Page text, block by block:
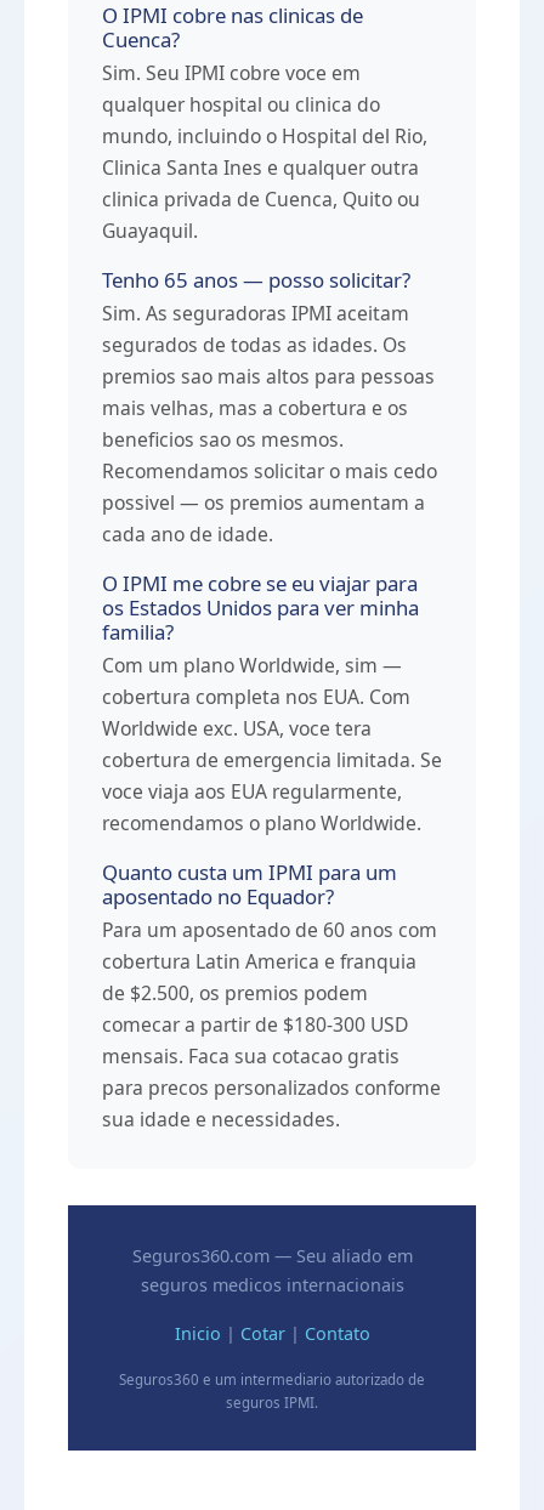
O IPMI cobre nas clinicas de
Cuenca?
Sim. Seu IPMI cobre voce em
qualquer hospital ou clinica do
mundo, incluindo o Hospital del Rio,
Clinica Santa Ines e qualquer outra
clinica privada de Cuenca, Quito ou
Guayaquil.
Tenho 65 anos — posso solicitar?
Sim. As seguradoras IPMI aceitam
segurados de todas as idades. Os
premios sao mais altos para pessoas
mais velhas, mas a cobertura e os
beneficios sao os mesmos.
Recomendamos solicitar o mais cedo
possivel — os premios aumentam a
cada ano de idade.
O IPMI me cobre se eu viajar para
os Estados Unidos para ver minha
familia?
Com um plano Worldwide, sim —
cobertura completa nos EUA. Com
Worldwide exc. USA, voce tera
cobertura de emergencia limitada. Se
voce viaja aos EUA regularmente,
recomendamos o plano Worldwide.
Quanto custa um IPMI para um
aposentado no Equador?
Para um aposentado de 60 anos com
cobertura Latin America e franquia
de $2.500, os premios podem
comecar a partir de $180-300 USD
mensais. Faca sua cotacao gratis
para precos personalizados conforme
sua idade e necessidades.
Seguros360.com — Seu aliado em
seguros medicos internacionais
Inicio | Cotar| Contato
Seguros360 e um intermediario autorizado de
seguros IPMI.